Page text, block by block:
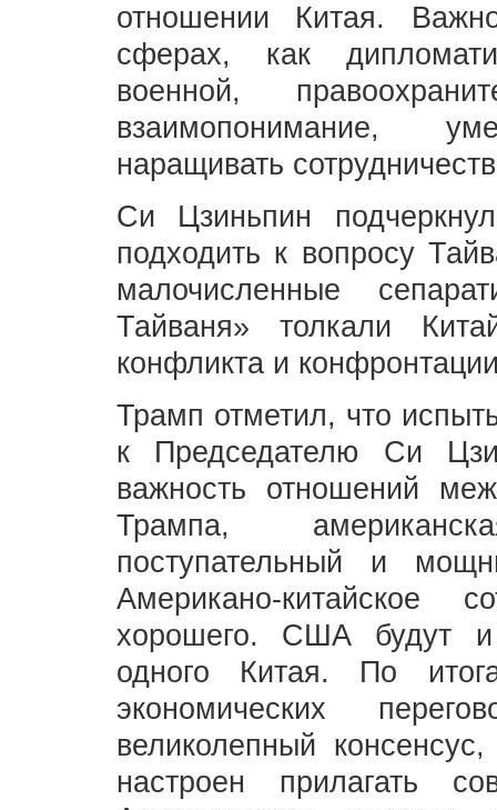
отношении Китая.
сферах, как
военной,
взаимопонимание,
наращивать
Си Цзиньпин
подходить к вопросу
малочисленные
Тайваня» толкали
конфликта и
Трамп отметил, что
к Председателю Си
важность отношений
Трампа,
поступательный и
Американо-китайское
хорошего. США будут и
одного Китая. По
экономических
великолепный
настроен прилагать